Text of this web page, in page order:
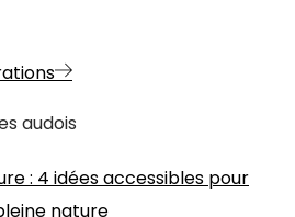
audois
: 4 idées accessibles pour
nature